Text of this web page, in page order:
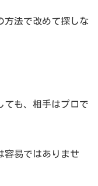
方法で改めて探しな
ても、相手はプロで
容易ではありませ